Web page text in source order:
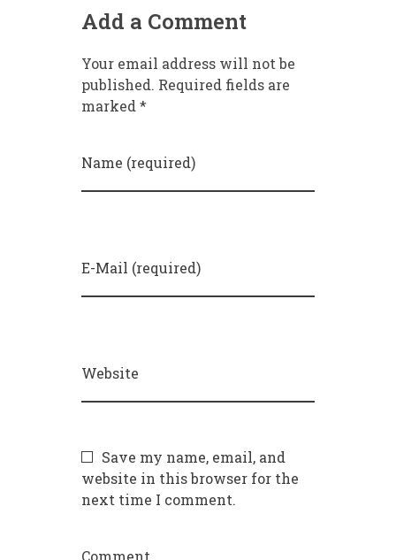
Add a Comment
Your email address will not be
published. Required fields are
marked *
Name (required)
E-Mail (required)
Website
Save my name, email, and
website in this browser for the
next time I comment.
Comment